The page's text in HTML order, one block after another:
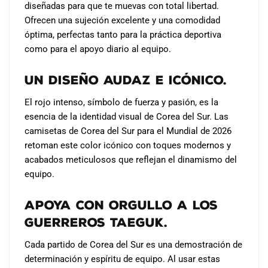
diseñadas para que te muevas con total libertad.
Ofrecen una sujeción excelente y una comodidad
óptima, perfectas tanto para la práctica deportiva
como para el apoyo diario al equipo.
Un diseño audaz e icónico.
El rojo intenso, símbolo de fuerza y ​​pasión, es la
esencia de la identidad visual de Corea del Sur. Las
camisetas de Corea del Sur para el Mundial de 2026
retoman este color icónico con toques modernos y
acabados meticulosos que reflejan el dinamismo del
equipo.
Apoya con orgullo a los
Guerreros Taeguk.
Cada partido de Corea del Sur es una demostración de
determinación y espíritu de equipo. Al usar estas